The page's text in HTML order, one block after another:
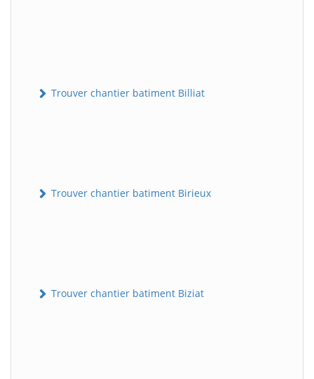
Trouver chantier batiment Billiat
Trouver chantier batiment Birieux
Trouver chantier batiment Biziat